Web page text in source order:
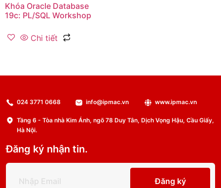
Khóa Oracle Database
19c: PL/SQL Workshop
Chi tiết
024 3771 0668 info@ipmac.vn www.ipmac.vn
Tầng 6 - Tòa nhà Kim Ánh, ngõ 78 Duy Tân, Dịch Vọng Hậu, Cầu Giấy,
Hà Nội.
Đăng ký nhận tin.
Đăng ký